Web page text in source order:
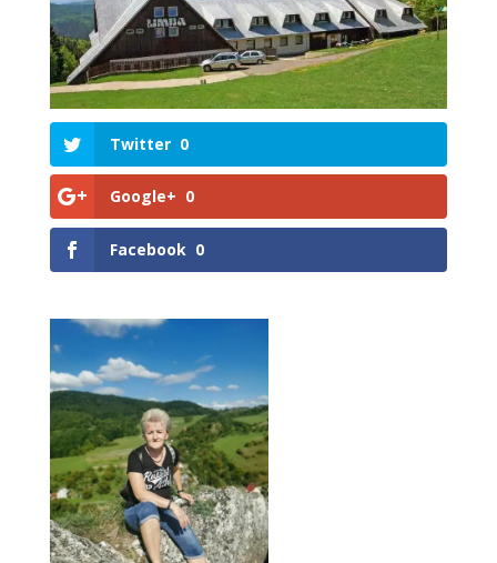
Twitter 0
Google+ 0
Facebook 0